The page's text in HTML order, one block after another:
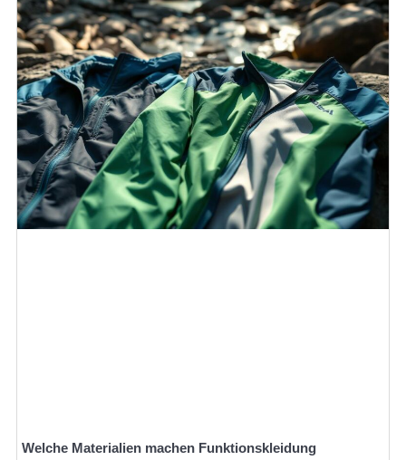
Welche Materialien machen Funktionskleidung